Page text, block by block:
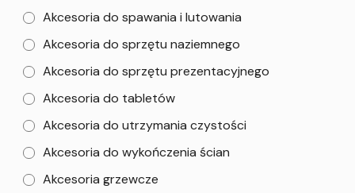
Akcesoria do spawania i lutowania
Akcesoria do sprzętu naziemnego
Akcesoria do sprzętu prezentacyjnego
Akcesoria do tabletów
Akcesoria do utrzymania czystości
Akcesoria do wykończenia ścian
Akcesoria grzewcze